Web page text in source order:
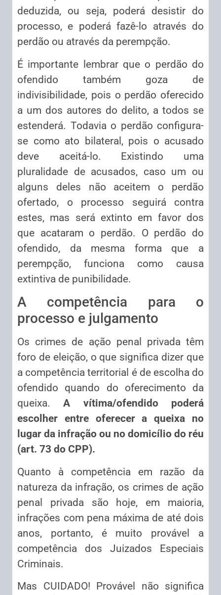
deduzida, ou seja, poderá desistir do
processo, e poderá fazê-lo através do
perdão ou através da perempção.
É importante lembrar que o perdão do
ofendido também goza de
indivisibilidade, pois o perdão oferecido
a um dos autores do delito, a todos se
estenderá. Todavia o perdão configura-
se como ato bilateral, pois o acusado
deve aceitá-lo. Existindo uma
pluralidade de acusados, caso um ou
alguns deles não aceitem o perdão
ofertado, o processo seguirá contra
estes, mas será extinto em favor dos
que acataram o perdão. O perdão do
ofendido, da mesma forma que a
perempção, funciona como causa
extintiva de punibilidade.
A competência para o
processo e julgamento
Os crimes de ação penal privada têm
foro de eleição, o que significa dizer que
a competência territorial é de escolha do
ofendido quando do oferecimento da
queixa.A vítima/ofendido poderá
escolher entre oferecer a queixa no
lugar da infração ou no domicílio do réu
(art. 73 do CPP).
Quanto à competência em razão da
natureza da infração, os crimes de ação
penal privada são hoje, em maioria,
infrações com pena máxima de até dois
anos, portanto, é muito provável a
competência dos Juizados Especiais
Criminais.
Mas CUIDADO! Provável não significa